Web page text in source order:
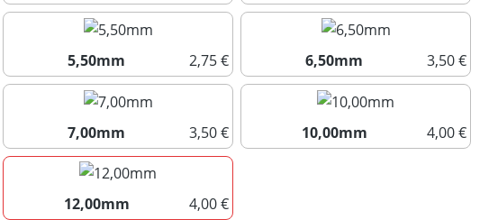
3,25mm
3,75mm
5,50mm
2,75 €
5,50mm
6,50mm
3,50 €
6,50mm
7,00mm
3,50 €
7,00mm
10,00mm
4,00 €
12,00mm
4,00 €